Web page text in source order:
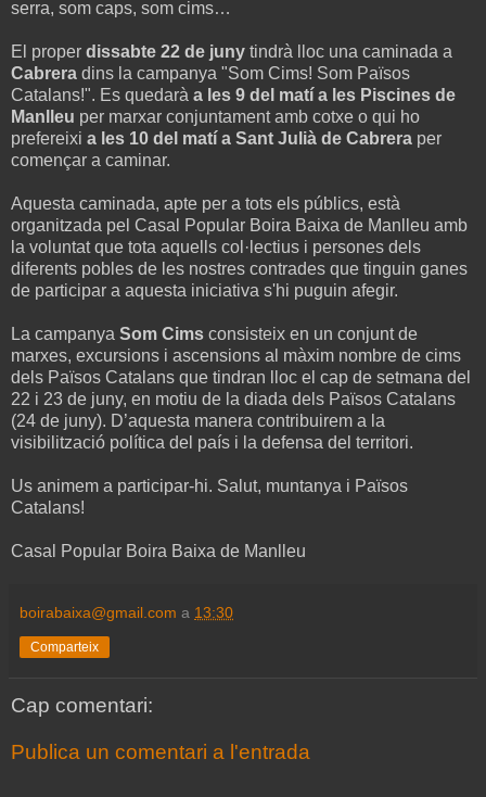
serra, som caps, som cims…
El proper dissabte 22 de juny tindrà lloc una caminada a
Cabrera dins la campanya "Som Cims! Som Països
Catalans!". Es quedarà a les 9 del matí a les Piscines de
Manlleu per marxar conjuntament amb cotxe o qui ho
prefereixi a les 10 del matí a Sant Julià de Cabrera per
començar a caminar.
Aquesta caminada, apte per a tots els públics, està
organitzada pel Casal Popular Boira Baixa de Manlleu amb
la voluntat que tota aquells col·lectius i persones dels
diferents pobles de les nostres contrades que tinguin ganes
de participar a aquesta iniciativa s'hi puguin afegir.
La campanya Som Cims consisteix en un conjunt de
marxes, excursions i ascensions al màxim nombre de cims
dels Països Catalans que tindran lloc el cap de setmana del
22 i 23 de juny, en motiu de la diada dels Països Catalans
(24 de juny). D’aquesta manera contribuirem a la
visibilització política del país i la defensa del territori.
Us animem a participar-hi. Salut, muntanya i Països
Catalans!
Casal Popular Boira Baixa de Manlleu
boirabaixa@gmail.com a 13:30
Comparteix
Cap comentari:
Publica un comentari a l'entrada